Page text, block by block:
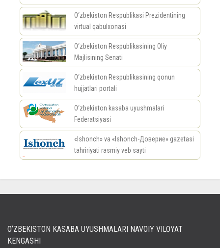
O‘zbekiston Respublikasi Prezidentining
virtual qabulxonasi
O‘zbekiston Respublikasining Oliy
Majlisining Senati
O‘zbekiston Respublikasining qonun
hujjatlari portali
O‘zbekiston kasaba uyushmalari
Federatsiyasi
«Ishonch» va «Ishonch-Доверие» gazetasi
tahririyati rasmiy veb sayti
O‘ZBEKISTON KASABA UYUSHMALARI NAVOIY VILOYAT
KENGASHI